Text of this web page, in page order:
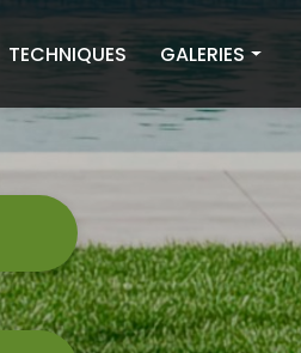
TECHNIQUES GALERIES
Toiture